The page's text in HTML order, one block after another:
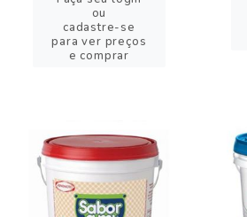
ou
cadastre-se
para ver preços
e comprar